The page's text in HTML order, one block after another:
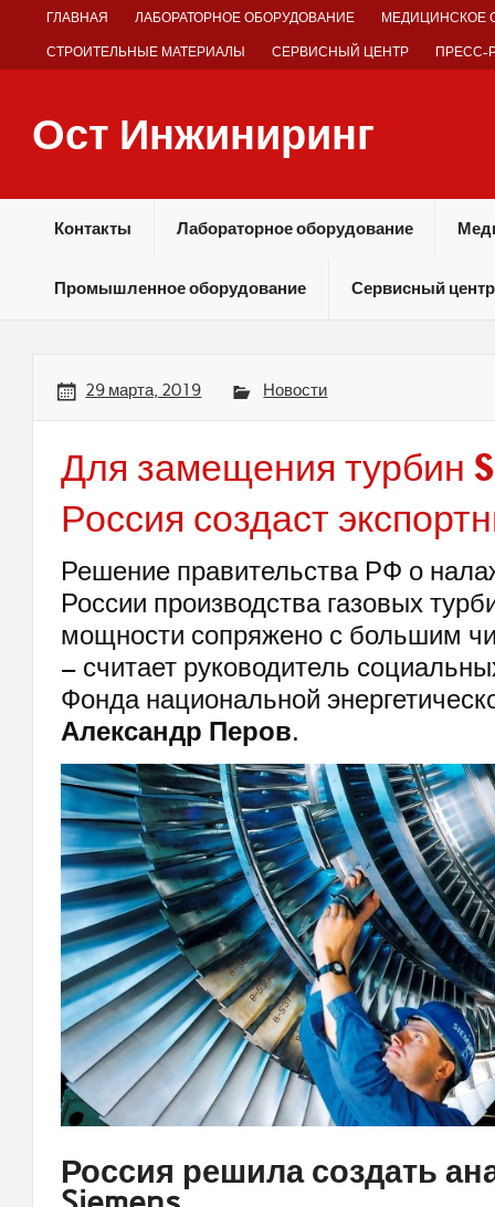
ГЛАВНАЯ ЛАБОРАТОРНОЕ ОБОРУДОВАНИЕ МЕДИЦИНСКОЕ
СТРОИТЕЛЬНЫЕ МАТЕРИАЛЫ СЕРВИСНЫЙ ЦЕНТР ПРЕСС-
Ост Инжиниринг
Контакты Лабораторное оборудование
Промышленное оборудование Сервисный центр
29 марта, 2019 Новости
Для замещения турбин
Россия создаст
Решение правительства РФ о
России производства газовых
мощности сопряжено с большим
– считает руководитель
Фонда национальной
Александр Перов.
Россия решила создать